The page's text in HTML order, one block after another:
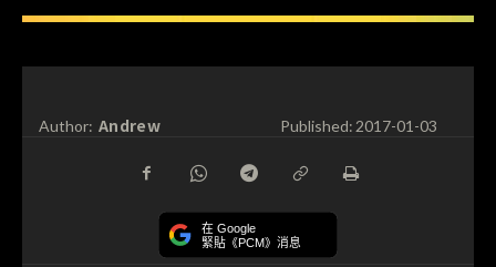
Author: Andrew Published:2017-01-03
在 Google
緊貼《PCM》消息